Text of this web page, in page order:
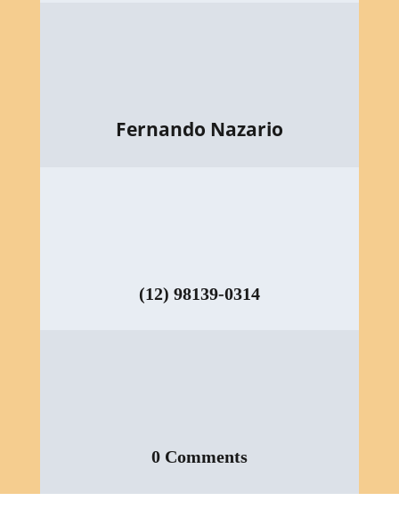
Fernando Nazario
(12) 98139-0314
0 Comments